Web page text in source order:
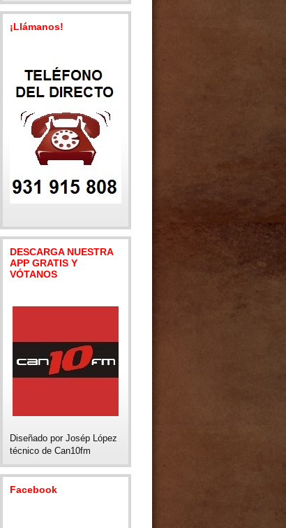
¡Llámanos!
DESCARGA NUESTRA
APP GRATIS Y
VÓTANOS
Diseñado por Josép López
técnico de Can10fm
Facebook